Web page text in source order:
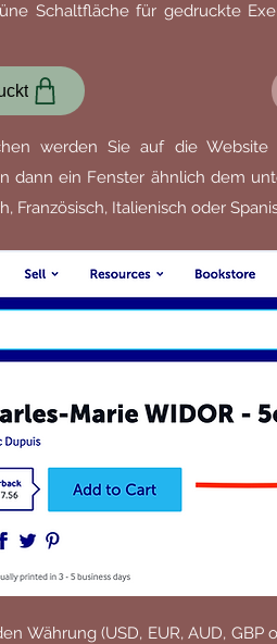
Schaltfläche für gedruckte
werden Sie auf die
dann ein Fenster ähnlich dem
Französisch, Italienisch oder
Währung (USD, EUR, AUD,